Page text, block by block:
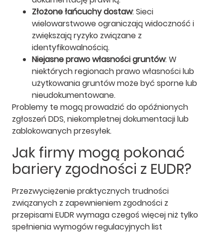
Złożone łańcuchy dostaw: Sieci
wielowarstwowe ograniczają widoczność i
zwiększają ryzyko związane z
identyfikowalnością.
Niejasne prawo własności gruntów: W
niektórych regionach prawo własności lub
użytkowania gruntów może być sporne lub
nieudokumentowane.
Problemy te mogą prowadzić do opóźnionych
zgłoszeń DDS, niekompletnej dokumentacji lub
zablokowanych przesyłek.
Jak firmy mogą pokonać
bariery zgodności z EUDR?
Przezwyciężenie praktycznych trudności
związanych z zapewnieniem zgodności z
przepisami EUDR wymaga czegoś więcej niż tylko
spełnienia wymogów regulacyjnych list